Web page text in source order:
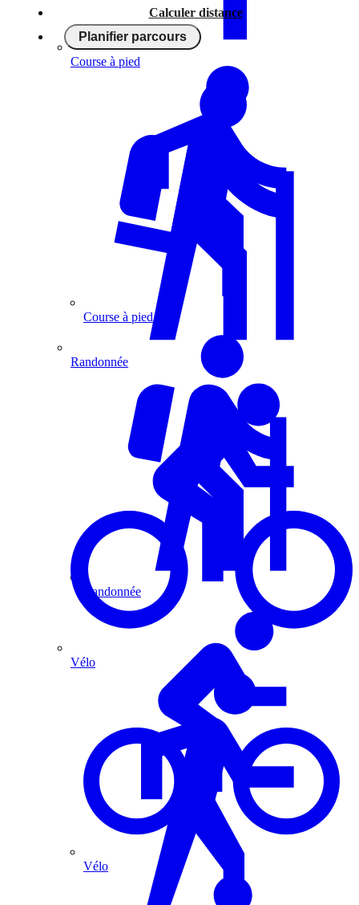
Calculer distance
Planifier parcours
Course à pied
Randonnée
Vélo
Course à pied
Randonnée
Vélo